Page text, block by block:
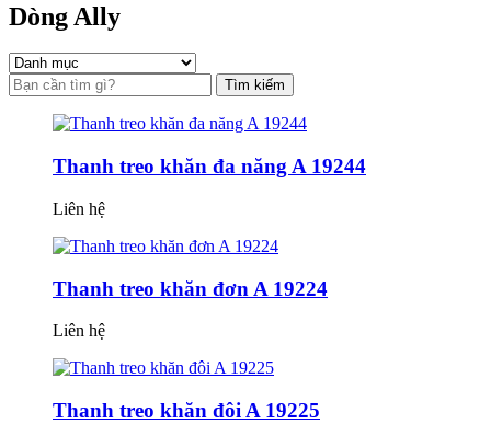
Dòng Ally
Tìm kiếm
Thanh treo khăn đa năng A 19244
Liên hệ
Thanh treo khăn đơn A 19224
Liên hệ
Thanh treo khăn đôi A 19225